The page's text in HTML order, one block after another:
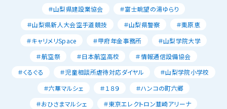
＃山梨県建設業協会
＃富士眺望の湯ゆらり
＃山梨県新人大会空手道競技
＃山梨県警察
＃栗原恵
＃キャリメリSpace
＃甲府年金事務所
＃山梨学院大学
＃航空祭
＃日本航空高校
＃情報通信設備協会
＃くるぐる
＃児童相談所虐待対応ダイヤル
＃山梨学院小学校
＃六華マルシェ
＃１８９
＃ハンコの町六郷
＃おひさまマルシェ
＃東京エレクトロン韮崎アリーナ